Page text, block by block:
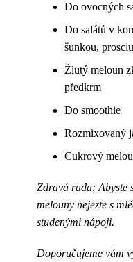
Do ovocných
Do salátů v
šunkou,
Žlutý meloun
předkrm
Do smoothie
Rozmixovaný
Cukrový
Zdravá rada: Abyste
melouny nejezte s
studenými nápoji.
Doporučujeme vám